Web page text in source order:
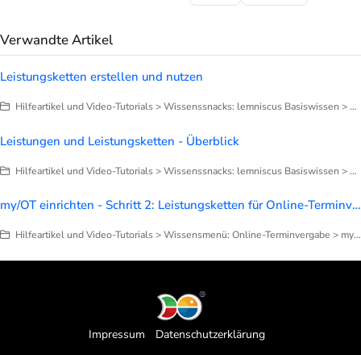
Verwandte Artikel
Leistungsketten erstellen und nutzen
Hilfeartikel und Video-Tutorials > Wissenssnacks: lemniscus Basiswissen > Finetuning deines lemniscus > Leistungen und Leistungsketten einrichten
Leistungen und Leistungsketten - Überblick
Hilfeartikel und Video-Tutorials > Wissenssnacks: lemniscus Basiswissen > Finetuning deines lemniscus > Leistungen und Leistungsketten einrichten
my/OT einrichten - Schritt 2: Leistungsketten für Online-Terminvergabe vorbereiten
Hilfeartikel und Video-Tutorials > Wissensmenü: Online-Terminvergabe > my/OT: Online-Terminvergabe einrichten
Impressum Datenschutzerklärung